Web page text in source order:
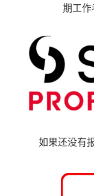
期工作
如果还没有